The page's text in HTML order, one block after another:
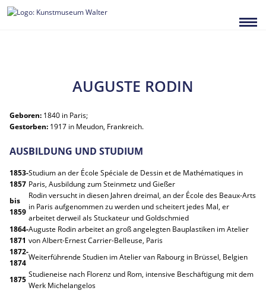
Zum
Inhalt
AUGUSTE RODIN
Geboren: 1840 in Paris;
Gestorben: 1917 in Meudon, Frankreich.
AUSBILDUNG UND STUDIUM
1853-
1857
Studium an der École Spéciale de Dessin et de Mathématiques in
Paris, Ausbildung zum Steinmetz und Gießer
bis
1859
Rodin versucht in diesen Jahren dreimal, an der École des Beaux-Arts
in Paris aufgenommen zu werden und scheitert jedes Mal, er
arbeitet derweil als Stuckateur und Goldschmied
1864-
1871
Auguste Rodin arbeitet an groß angelegten Bauplastiken im Atelier
von Albert-Ernest Carrier-Belleuse, Paris
1872-
1874
Weiterführende Studien im Atelier van Rabourg in Brüssel, Belgien
1875
Studieneise nach Florenz und Rom, intensive Beschäftigung mit dem
Werk Michelangelos